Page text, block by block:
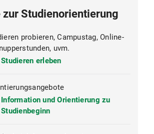
zur Studienorientierung
probieren, Campustag, Online-
uvm.
Studieren erleben
Information und Orientierung zu
Studienbeginn